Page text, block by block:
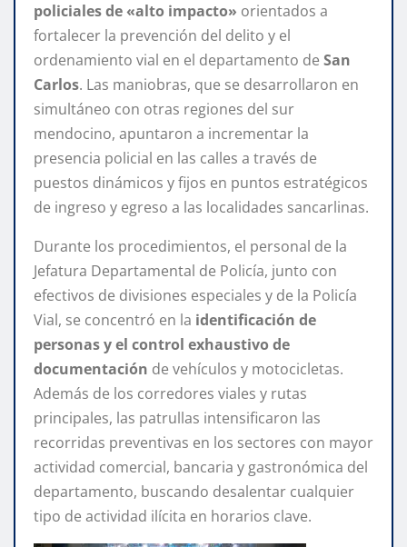
policiales de «alto impacto» orientados a
fortalecer la prevención del delito y el
ordenamiento vial en el departamento de San
Carlos. Las maniobras, que se desarrollaron en
simultáneo con otras regiones del sur
mendocino, apuntaron a incrementar la
presencia policial en las calles a través de
puestos dinámicos y fijos en puntos estratégicos
de ingreso y egreso a las localidades sancarlinas.
Durante los procedimientos, el personal de la
Jefatura Departamental de Policía, junto con
efectivos de divisiones especiales y de la Policía
Vial, se concentró en la identificación de
personas y el control exhaustivo de
documentación de vehículos y motocicletas.
Además de los corredores viales y rutas
principales, las patrullas intensificaron las
recorridas preventivas en los sectores con mayor
actividad comercial, bancaria y gastronómica del
departamento, buscando desalentar cualquier
tipo de actividad ilícita en horarios clave.